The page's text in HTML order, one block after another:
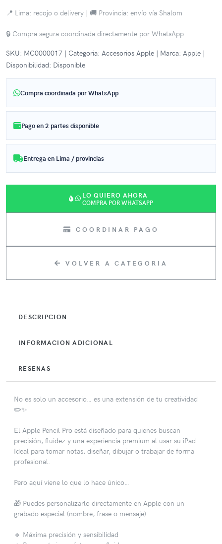
📍 Lima: recojo o delivery | 🚚 Provincia: envío vía Shalom
🔒 Compra segura coordinada directamente por WhatsApp
SKU: MC0000017 | Categoria: Accesorios Apple | Marca: Apple |
Disponibilidad: Disponible
Compra coordinada por WhatsApp
Pago en 2 partes disponible
Entrega en Lima / provincias
LO QUIERO AHORA
COMPRA POR WHATSAPP
COORDINAR PAGO
VOLVER A CATEGORIA
DESCRIPCION
INFORMACION ADICIONAL
RESENAS
No es solo un accesorio… es una extensión de tu creatividad
✏️✨
El Apple Pencil Pro está diseñado para quienes buscan
precisión, fluidez y una experiencia premium al usar su iPad.
Ideal para tomar notas, diseñar, dibujar o trabajar de forma
profesional.
Pero aquí viene lo que lo hace único…
🎁 Puedes personalizarlo directamente en Apple con un
grabado especial (nombre, frase o mensaje)
🔹 Máxima precisión y sensibilidad